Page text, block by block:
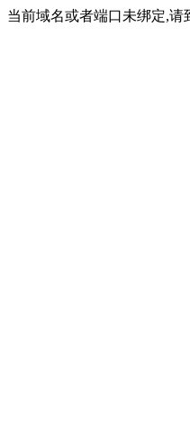
当前域名或者端口未绑定,